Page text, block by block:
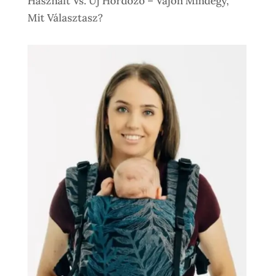
Mit Választasz?